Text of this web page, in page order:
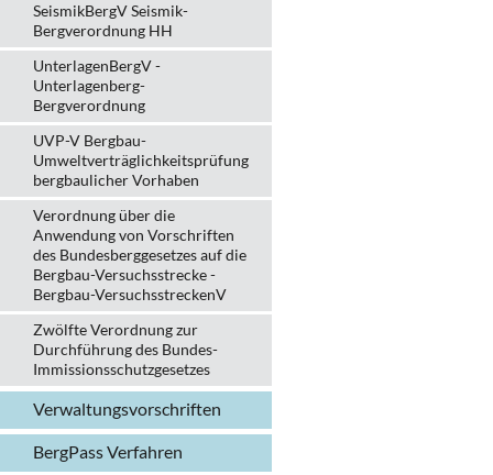
SeismikBergV Seismik-
Bergverordnung HH
UnterlagenBergV -
Unterlagenberg-
Bergverordnung
UVP-V Bergbau-
Umweltverträglichkeits­prüfung
bergbau­licher Vorhaben
Verordnung über die
Anwendung von Vorschriften
des Bundesberggesetzes auf die
Bergbau-Versuchsstrecke -
Bergbau-VersuchsstreckenV
Zwölfte Verordnung zur
Durchführung des Bundes-
Immissionsschutzgesetzes
Verwaltungs­vorschriften
BergPass Verfahren